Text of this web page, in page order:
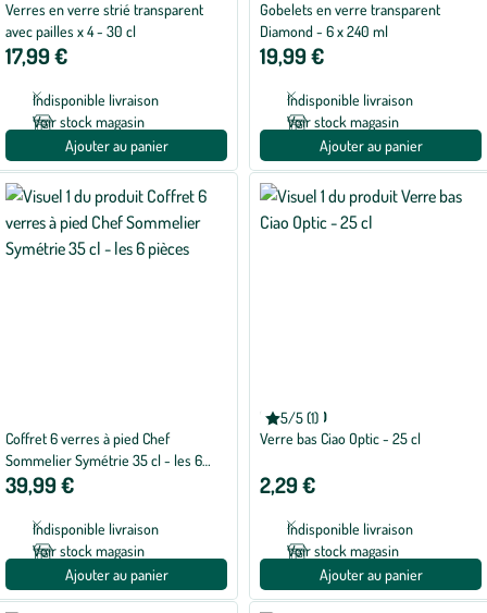
Verres en verre strié transparent
avec pailles x 4 - 30 cl
17,99 €
Indisponible livraison
Voir stock magasin
Ajouter au panier
Gobelets en verre transparent
Diamond - 6 x 240 ml
19,99 €
Indisponible livraison
Voir stock magasin
Ajouter au panier
Coffret 6 verres à pied Chef
Sommelier Symétrie 35 cl - les 6
pièces
39,99 €
Indisponible livraison
Voir stock magasin
Ajouter au panier
5/5 (1)
Note
moyenne
sur
5
LEONARDO
Verre bas Ciao Optic - 25 cl
2,29 €
Indisponible livraison
Voir stock magasin
Ajouter au panier